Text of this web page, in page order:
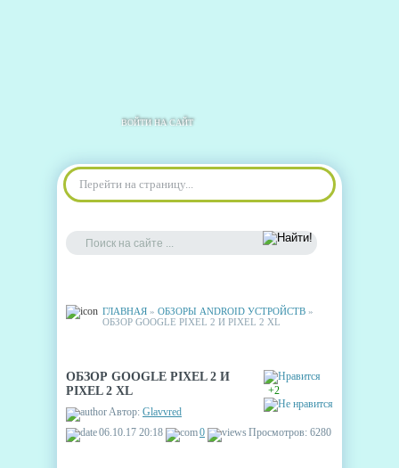
ВОЙТИ НА САЙТ
Перейти на страницу...
ГЛАВНАЯ » ОБЗОРЫ ANDROID УСТРОЙСТВ »
ОБЗОР GOOGLE PIXEL 2 И PIXEL 2 XL
+2
ОБЗОР GOOGLE PIXEL 2 И
PIXEL 2 XL
Автор: Glavvred
06.10.17 20:18
0 Просмотров: 6280